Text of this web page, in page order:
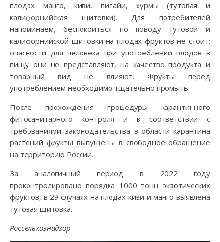
плодах манго, киви, питайи, хурмы (тутовая и
калифорнийская щитовки). Для потребителей
напоминаем, беспокоиться по поводу тутовой и
калифорнийской щитовки на плодах фруктов не стоит:
опасности для человека при употреблении плодов в
пищу они не представляют, на качество продукта и
товарный вид не влияют. Фрукты перед
употреблением необходимо тщательно промыть.
После прохождения процедуры карантинного
фитосанитарного контроля и в соответствии с
требованиями законодательства в области карантина
растений фрукты выпущены в свободное обращение
на территорию России.
За аналогичный период в 2022 году
проконтролировано порядка 1000 тонн экзотических
фруктов, в 29 случаях на плодах киви и манго выявлена
тутовая щитовка.
Россельхознадзор